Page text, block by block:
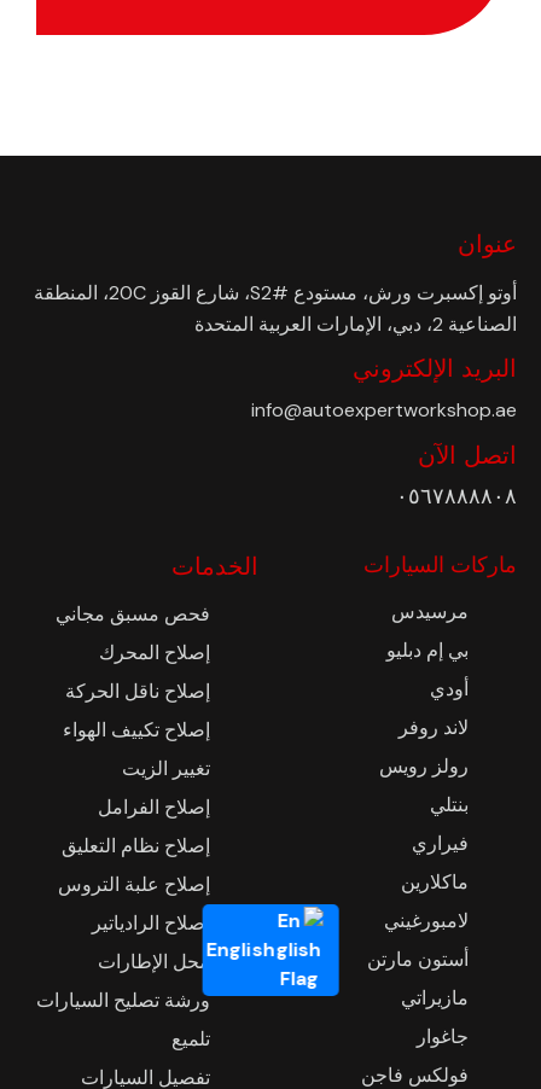
English
عنوان
أوتو إكسبرت ورش، مستودع #S2، شارع القوز 20C، المنطقة
الصناعية 2، دبي، الإمارات العربية المتحدة
البريد الإلكتروني
info@autoexpertworkshop.ae
اتصل الآن
٠٥٦٧٨٨٨٨٠٨
ماركات السيارات
مرسيدس
بي إم دبليو
أودي
لاند روفر
رولز رويس
بنتلي
فيراري
ماكلارين
لامبورغيني
أستون مارتن
مازيراتي
جاغوار
فولكس فاجن
الخدمات
فحص مسبق مجاني
إصلاح المحرك
إصلاح ناقل الحركة
إصلاح تكييف الهواء
تغيير الزيت
إصلاح الفرامل
إصلاح نظام التعليق
إصلاح علبة التروس
إصلاح الرادياتير
محل الإطارات
ورشة تصليح السيارات
تلميع
تفصيل السيارات